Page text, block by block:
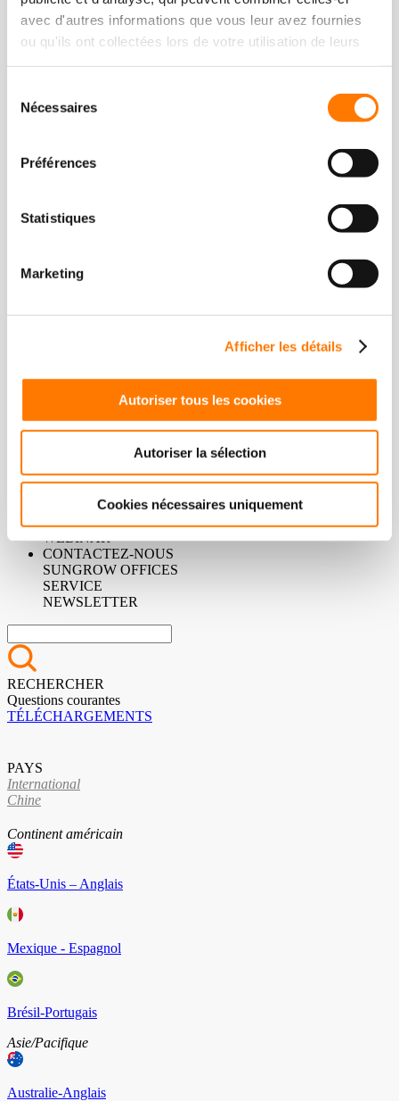
avec d'autres informations que vous leur avez fournies
ou qu'ils ont collectées lors de votre utilisation de leurs
Nécessaires
Préférences
Statistiques
Marketing
Afficher les détails
Autoriser tous les cookies
Autoriser la sélection
Cookies nécessaires uniquement
Onduleur de chaîne
Onduleur central
SYSTÈME DE STOCKAGE
Système de stockage de l’énergie
Chargeur DC
Onduleur & plateforme flottante renforcée
Flotteur
EVENEMENTS
EVENEMENTS
WEBINAR
CONTACTEZ-NOUS
SUNGROW OFFICES
SERVICE
NEWSLETTER
RECHERCHER
Questions courantes
TÉLÉCHARGEMENTS
PAYS
International
Chine
Continent américain
États-Unis – Anglais
Mexique - Espagnol
Brésil-Portugais
Asie/Pacifique
Australie-Anglais